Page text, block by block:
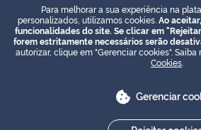
Para melhorar a sua experiência na
personalizados, utilizamos cookies. Ao
funcionalidades do site. Se clicar em
forem estritamente necessários serão
autorizar, clique em "Gerenciar cookies". Saiba
Cookies
Gerenciar